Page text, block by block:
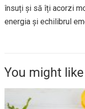
însuți și să îți acorzi
energia și echilibrul
You might like